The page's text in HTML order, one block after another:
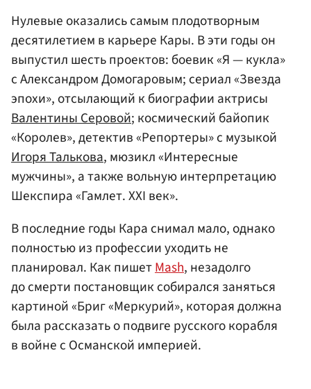
Нулевые оказались самым плодотворным
десятилетием в карьере Кары. В эти годы он
выпустил шесть проектов: боевик «Я — кукла»
с Александром Домогаровым; сериал «Звезда
эпохи», отсылающий к биографии актрисы
Валентины Серовой; космический байопик
«Королев», детектив «Репортеры» с музыкой
Игоря Талькова, мюзикл «Интересные
мужчины», а также вольную интерпретацию
Шекспира «Гамлет. XXI век».
В последние годы Кара снимал мало, однако
полностью из профессии уходить не
планировал. Как пишетMash, незадолго
до смерти постановщик собирался заняться
картиной «Бриг «Меркурий», которая должна
была рассказать о подвиге русского корабля
в войне с Османской империей.